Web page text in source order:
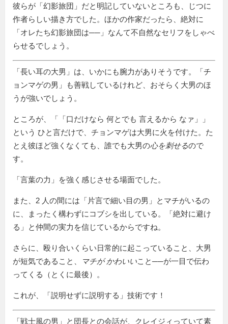
彼らが「幻影旅団」だと明記していないところも、じつに
作者らしい描き方でした。ほかの作家だったら、絶対に
「オレたち幻影旅団は──」なんて不自然なセリフをしゃべ
らせるでしょう。
「長い耳の大男」は、いかにも腕力がありそうです。「チ
ョンマゲの男」も善戦しているけれど、おそらく大男のほ
うが強いでしょう。
ところが、「 口だけなら 何とでも 言えるから なァ
」
という ひと言だけで、チョンマゲは大男に火を付けた。た
とえ彼ほど強くなくても、誰でも大男の心を刺せるので
す。
「言葉の力」を強く感じさせる場面でした。
また、2 人の間には「片言で細い目の男」とマチがいるの
に、まったく構わずにコブシを出している。「絶対に避け
る」と仲間の実力を信じているからですね。
さらに、殴り合いくらい日常的に起こっていること、大男
が短気であること、
マチが かわいいこと──が一目で伝わ
ってくる（とくに最後）。
これが、「説明せずに説明する」技術です！
「戦士風の男」と団長との会話が、クレイジィっていて素